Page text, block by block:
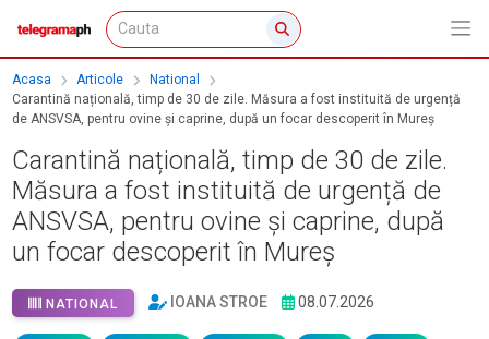
Acasa Articole
National
Carantină națională, timp de 30 de zile. Măsura a fost instituită de urgență
de ANSVSA, pentru ovine și caprine, după un focar descoperit în Mureș
Carantină națională, timp de 30 de zile.
Măsura a fost instituită de urgență de
ANSVSA, pentru ovine și caprine, după
un focar descoperit în Mureș
NATIONAL IOANA STROE 08.07.2026